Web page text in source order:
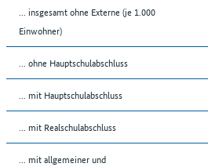
... insgesamt ohne Externe (je 1.000
Einwohner)
... ohne Hauptschulabschluss
... mit Hauptschulabschluss
... mit Realschulabschluss
... mit allgemeiner und